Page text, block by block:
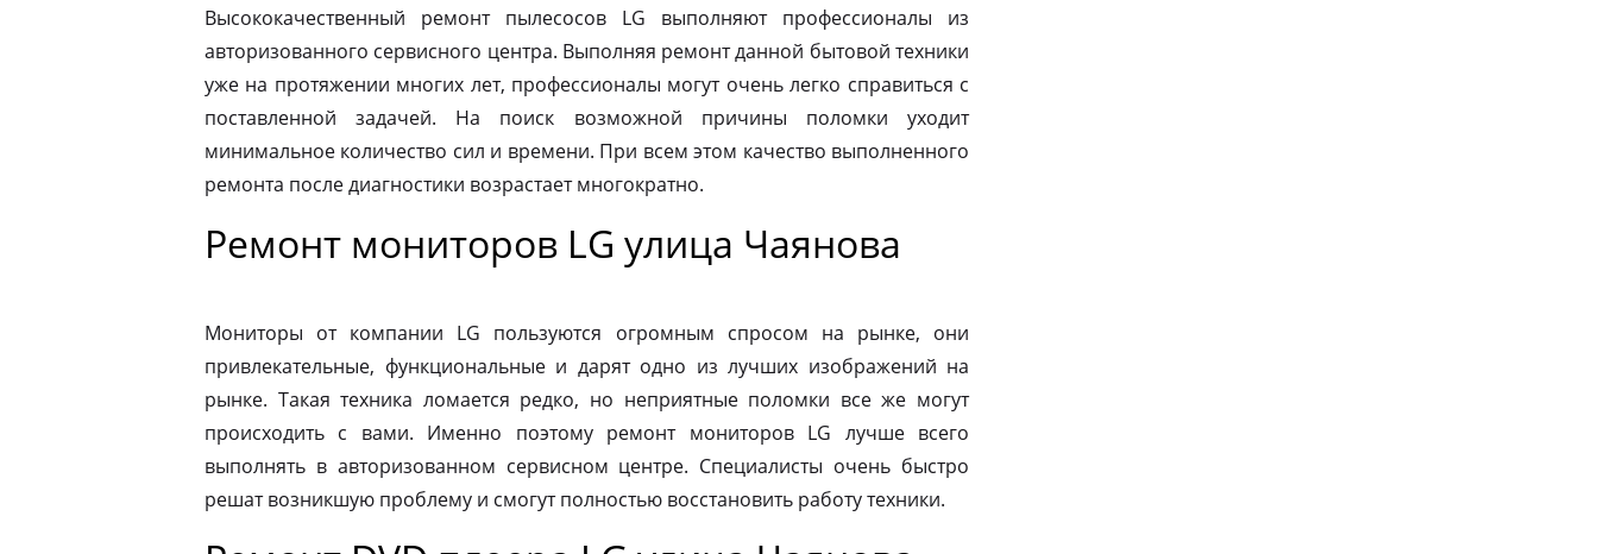
Высококачественный ремонт пылесосов LG выполняют профессионалы из
авторизованного сервисного центра. Выполняя ремонт данной бытовой техники
уже на протяжении многих лет, профессионалы могут очень легко справиться с
поставленной задачей. На поиск возможной причины поломки уходит
минимальное количество сил и времени. При всем этом качество выполненного
ремонта после диагностики возрастает многократно.
Ремонт мониторов LG улица Чаянова
Мониторы от компании LG пользуются огромным спросом на рынке, они
привлекательные, функциональные и дарят одно из лучших изображений на
рынке. Такая техника ломается редко, но неприятные поломки все же могут
происходить с вами. Именно поэтому ремонт мониторов LG лучше всего
выполнять в авторизованном сервисном центре. Специалисты очень быстро
решат возникшую проблему и смогут полностью восстановить работу техники.